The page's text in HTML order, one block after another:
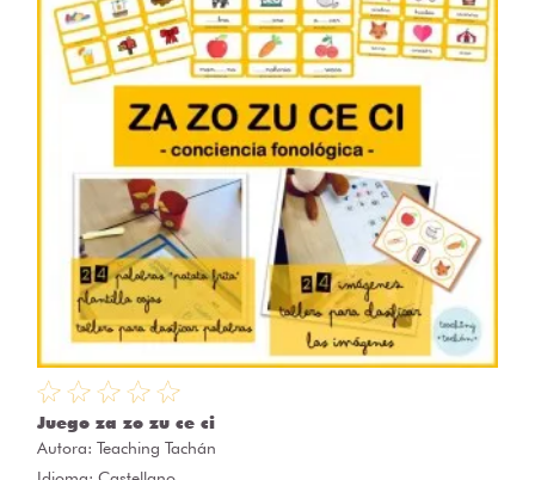
Juego za zo zu ce ci
Autora: Teaching Tachán